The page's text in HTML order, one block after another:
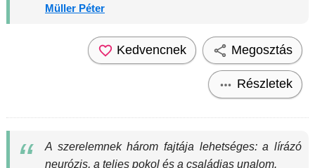
Müller Péter
Kedvencnek Megosztás
Részletek
A szerelemnek három fajtája lehetséges: a lírázó
neurózis, a teljes pokol és a családias unalom.